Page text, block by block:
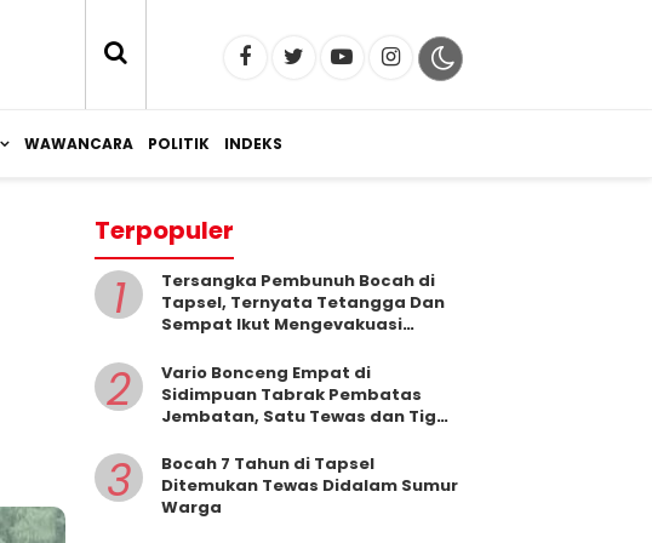
WAWANCARA POLITIK INDEKS
Terpopuler
1
Tersangka Pembunuh Bocah di
Tapsel, Ternyata Tetangga Dan
Sempat Ikut Mengevakuasi
2
Vario Bonceng Empat di
Sidimpuan Tabrak Pembatas
Jembatan, Satu Tewas dan Tiga
3
Bocah 7 Tahun di Tapsel
Ditemukan Tewas Didalam Sumur
Warga